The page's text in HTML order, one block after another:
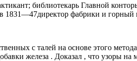
библиотекарь Главной
фабрики и горный
с талей на основе этого
железа . Доказал , что узоры